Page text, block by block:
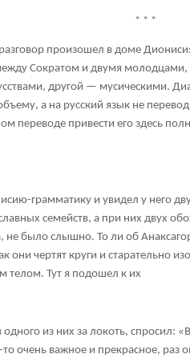
* * *
произошел в доме
Сократом и двумя молодцами,
другой — мусическими.
а на русский язык не
переводе привести его здесь
грамматику и увидел у него
семейств, а при них двух
было слышно. То ли об
они чертят круги и старательно
телом. Тут я подошел к их
из них за локоть, спросил:
очень важное и прекрасное, раз